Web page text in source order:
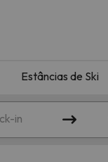
Estâncias de Ski
in